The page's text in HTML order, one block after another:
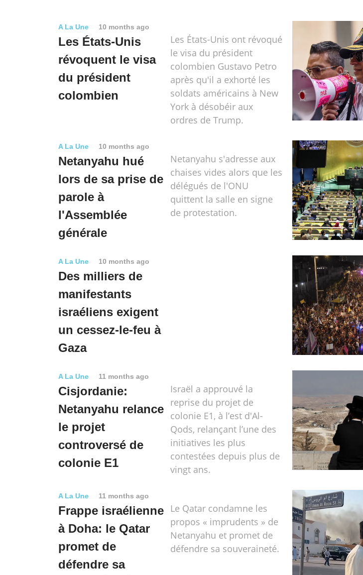
A La Une 10 months ago
Les États-Unis
révoquent le visa
du président
colombien
Les États-Unis ont révoqué
le visa du président
colombien Gustavo Petro
après qu'il a exhorté les
soldats américains à New
York à désobéir aux
ordres de Trump.
A La Une 10 months ago
Netanyahu hué
lors de sa prise de
parole à
l'Assemblée
générale
Netanyahu s'adresse aux
chaises vides alors que les
délégués de l'ONU
quittent la salle en signe
de protestation.
A La Une 10 months ago
Des milliers de
manifestants
israéliens exigent
un cessez-le-feu à
Gaza
A La Une 11 months ago
Cisjordanie:
Netanyahu relance
le projet
controversé de
colonie E1
Israël a approuvé la
reprise du projet de
colonie E1, à l’est d'Al-
Qods, relançant l’une des
initiatives les plus
contestées depuis plus de
vingt ans.
A La Une 11 months ago
Frappe israélienne
à Doha: le Qatar
promet de
défendre sa
Le Qatar condamne les
propos « imprudents » de
Netanyahu et promet de
défendre sa souveraineté.